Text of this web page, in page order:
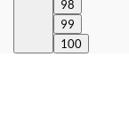
98
99
100